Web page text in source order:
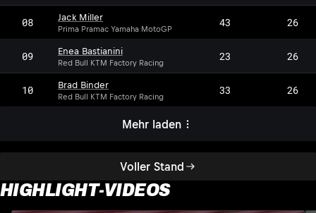
Voller Stand
08 Jack Miller
Prima Pramac Yamaha MotoGP 43 26
09 Enea Bastianini
Red Bull KTM Factory Racing 23 26
10 Brad Binder
Red Bull KTM Factory Racing 33 26
Mehr laden
HIGHLIGHT-VIDEOS